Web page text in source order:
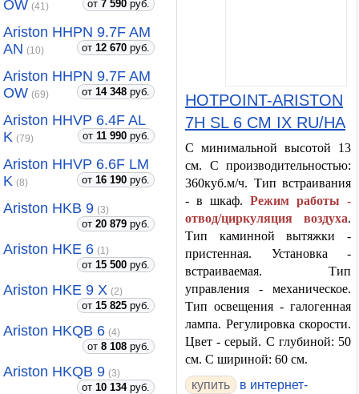
OW (41) от 7 590 руб.
Ariston HHPN 9.7F AM
AN (10) от 12 670 руб.
Ariston HHPN 9.7F AM
OW (69) от 14 348 руб.
Ariston HHVP 6.4F AL
K (79) от 11 990 руб.
Ariston HHVP 6.6F LM
K (8) от 16 190 руб.
Ariston HKB 9 (3)
от 20 879 руб.
Ariston HKE 6 (1)
от 15 500 руб.
Ariston HKE 9 X (2)
от 15 825 руб.
Ariston HKQB 6 (4)
от 8 108 руб.
Ariston HKQB 9 (3)
от 10 134руб.
HOTPOINT-ARISTON
7H SL 6 CM IX RU/HA
С минимальной высотой 13
см. С производительностью:
360куб.м/ч. Тип встраивания
- в шкаф. Режим работы -
отвод/циркуляция воздуха.
Тип каминной вытяжки -
пристенная. Установка -
встраиваемая. Тип
управления - механическое.
Тип освещения - галогенная
лампа. Регулировка скорости.
Цвет - серый. С глубиной: 50
см. С шириной: 60 см.
в интернет-